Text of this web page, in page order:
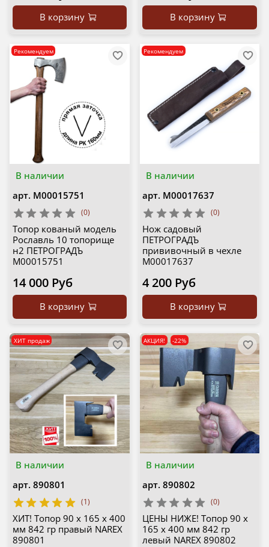
В корзину В корзину
В наличии
Рекомендуем
арт. М00015751
(0)
Топор кованый модель
Рославль 10 топорище
н2 ПЕТРОГРАДЪ
М00015751
14 000 Руб
В корзину
В наличии
Рекомендуем
арт. М00017637
(0)
Нож садовый
ПЕТРОГРАДЪ
прививочный в чехле
М00017637
4 200 Руб
В корзину
В наличии
ХИТ продаж
арт. 890801
(1)
ХИТ! Топор 90 x 165 x 400
мм 842 гр правый NAREX
890801
В наличии
АКЦИЯ! -22%
арт. 890802
(0)
ЦЕНЫ НИЖЕ! Топор 90 x
165 x 400 мм 842 гр
левый NAREX 890802